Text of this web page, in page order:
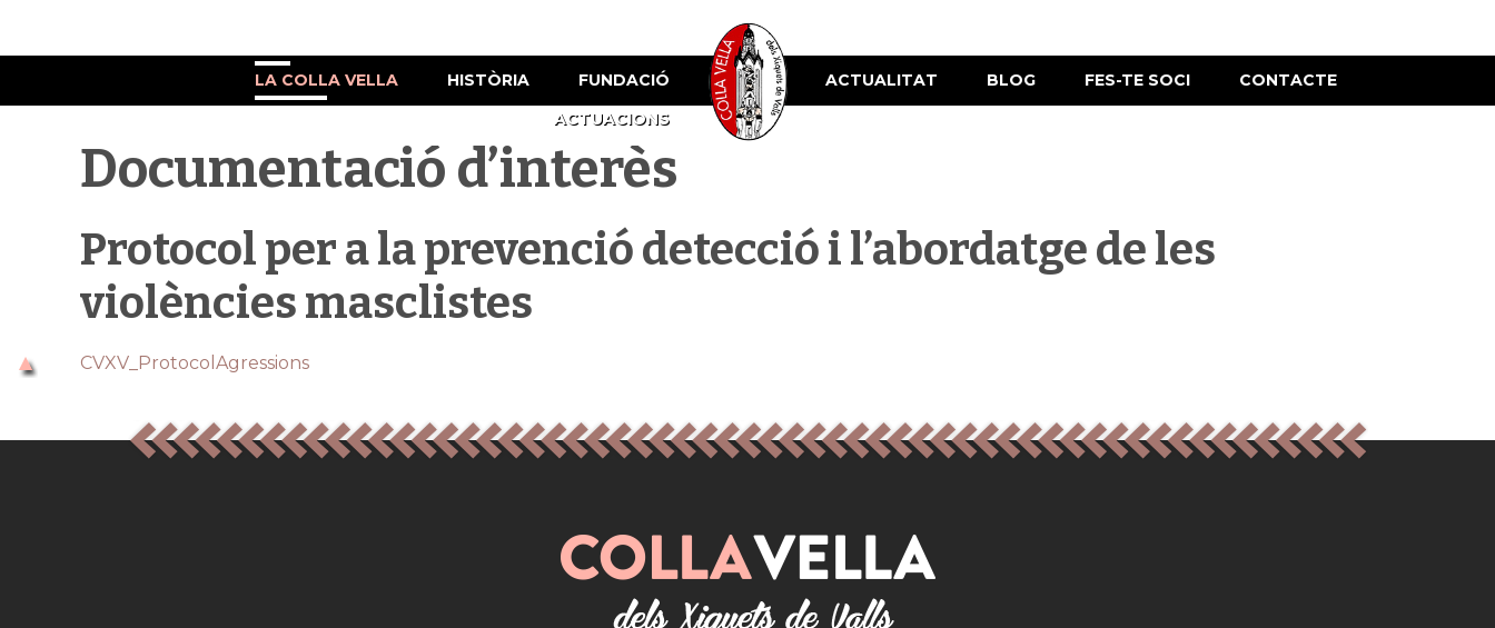
LA COLLA VELLA HISTÒRIA
FUNDACIÓ
ACTUACIONS
ACTUALITAT BLOG FES-TE SOCI CONTACTE
Documentació d’interès
Protocol per a la prevenció detecció i l’abordatge de les
violències masclistes
CVXV_ProtocolAgressions